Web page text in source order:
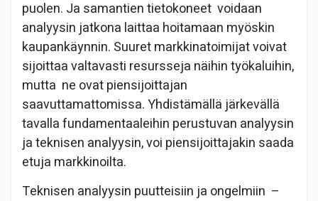
puolen. Ja samantien tietokoneet voidaan
analyysin jatkona laittaa hoitamaan myöskin
kaupankäynnin. Suuret markkinatoimijat voivat
sijoittaa valtavasti resursseja näihin työkaluihin,
mutta ne ovat piensijoittajan
saavuttamattomissa. Yhdistämällä järkevällä
tavalla fundamentaaleihin perustuvan analyysin
ja teknisen analyysin, voi piensijoittajakin saada
etuja markkinoilta.
Teknisen analyysin puutteisiin ja ongelmiin –